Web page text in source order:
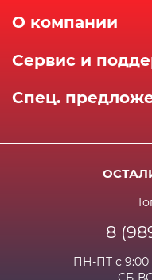
О компании
Сервисный центр
Сервис и
Доставка
Возрат и гарантия
Спец.
Часто задаваемые
8
ПН-ПТ с 9:00